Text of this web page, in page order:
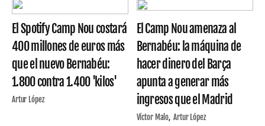
El Spotify Camp Nou costará
400 millones de euros más
que el nuevo Bernabéu:
1.800 contra 1.400 'kilos'
Artur López
El Camp Nou amenaza al
Bernabéu: la máquina de
hacer dinero del Barça
apunta a generar más
ingresos que el Madrid
Víctor Malo Artur López